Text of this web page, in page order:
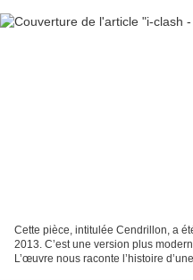
Cette pièce, intitulée Cendrillon, a
2013. C’est une version plus
L’œuvre nous raconte l’histoire